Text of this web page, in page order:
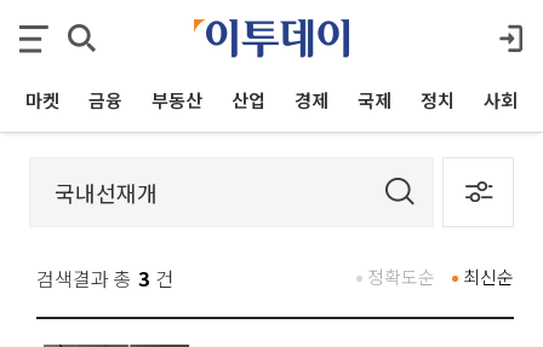
마켓 금융 부동산 산업 경제 국제 정치 사회
검색결과 총 3 건 최신순
정확도순